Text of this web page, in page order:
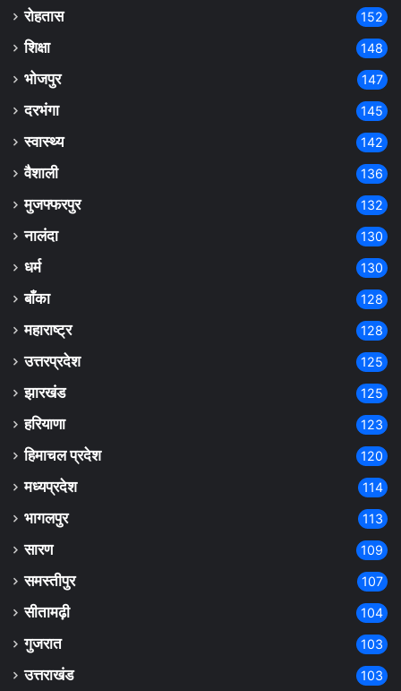
रोहतास 152
शिक्षा 148
भोजपुर 147
दरभंगा 145
स्वास्थ्य 142
वैशाली 136
मुजफ्फरपुर 132
नालंदा 130
धर्म 130
बाँका 128
महाराष्ट्र 128
उत्तरप्रदेश 125
झारखंड 125
हरियाणा 123
हिमाचल प्रदेश 120
मध्यप्रदेश 114
भागलपुर 113
सारण 109
समस्तीपुर 107
सीतामढ़ी 104
गुजरात 103
उत्तराखंड 103